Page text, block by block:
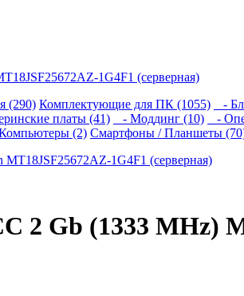
1G4F1 (серверная)
(290) Комплектующие для ПК (1055) -
платы (41) - Моддинг (10) -
(2) Смартфоны / Планшеты
2 Gb (1333 MHz)